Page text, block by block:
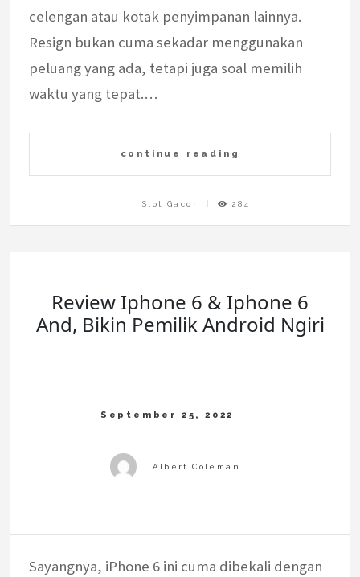
celengan atau kotak penyimpanan lainnya.
Resign bukan cuma sekadar menggunakan
peluang yang ada, tetapi juga soal memilih
waktu yang tepat.…
continue reading
Slot Gacor 284
Review Iphone 6 & Iphone 6
And, Bikin Pemilik Android Ngiri
Sayangnya, iPhone 6 ini cuma dibekali dengan